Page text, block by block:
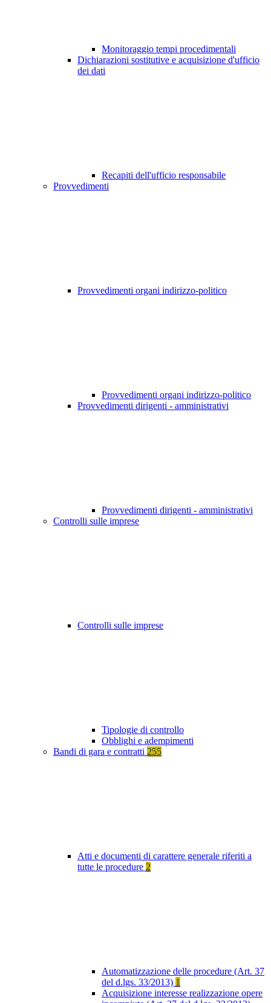
Monitoraggio tempi procedimentali
Dichiarazioni sostitutive e acquisizione d'ufficio
dei dati
Recapiti dell'ufficio responsabile
Provvedimenti
Provvedimenti organi indirizzo-politico
Provvedimenti organi indirizzo-politico
Provvedimenti dirigenti - amministrativi
Provvedimenti dirigenti - amministrativi
Controlli sulle imprese
Controlli sulle imprese
Tipologie di controllo
Obblighi e adempimenti
Bandi di gara e contratti 255
Atti e documenti di carattere generale riferiti a
tutte le procedure 2
Automatizzazione delle procedure (Art. 37
del d.lgs. 33/2013) 1
Acquisizione interesse realizzazione opere